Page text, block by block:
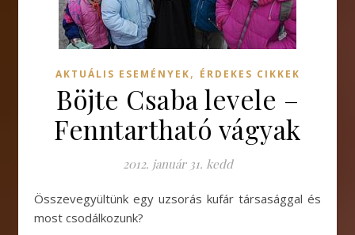
AKTUÁLIS ESEMÉNYEK, ÉRDEKES CIKKEK
Böjte Csaba levele –
Fenntartható vágyak
2012. január 31. kedd
Összevegyültünk egy uzsorás kufár társasággal és
most csodálkozunk?